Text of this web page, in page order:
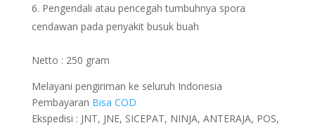
Pengendali atau pencegah tumbuhnya spora
cendawan pada penyakit busuk buah
Netto : 250 gram
Melayani pengiriman ke seluruh Indonesia
Pembayaran Bisa COD
Ekspedisi : JNT, JNE, SICEPAT, NINJA, ANTERAJA, POS,